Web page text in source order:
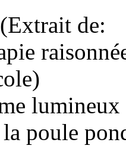
de:
lumineux
poule